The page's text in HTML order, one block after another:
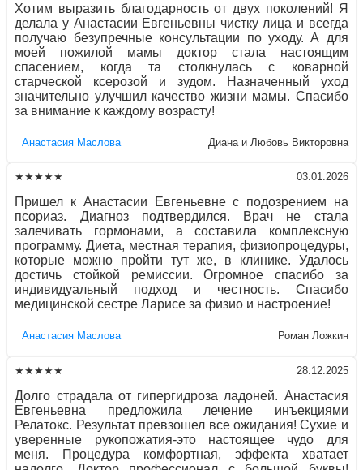
Хотим выразить благодарность от двух поколений! Я
делала у Анастасии Евгеньевны чистку лица и всегда
получаю безупречные консультации по уходу. А для
моей пожилой мамы доктор стала настоящим
спасением, когда та столкнулась с коварной
старческой ксерозой и зудом. Назначенный уход
значительно улучшил качество жизни мамы. Спасибо
за внимание к каждому возрасту!
Aнaстaсия Маслова Диана и Любовь Викторовна
★★★★★ 03.01.2026
Пришел к Анастасии Евгеньевне с подозрением на
псориаз. Диагноз подтвердился. Врач не стала
залечивать гормонами, а составила комплексную
программу. Диета, местная терапия, физиопроцедуры,
которые можно пройти тут же, в клинике. Удалось
достичь стойкой ремиссии. Огромное спасибо за
индивидуальный подход и честность. Спасибо
медицинской сестре Ларисе за физио и настроение!
Aнaстaсия Маслова Роман Ложкин
★★★★★ 28.12.2025
Долго страдала от гипергидроза ладоней. Анастасия
Евгеньевна предложила лечение инъекциями
Релатокс. Результат превзошел все ожидания! Сухие и
уверенные рукопожатия-это настоящее чудо для
меня. Процедура комфортная, эффекта хватает